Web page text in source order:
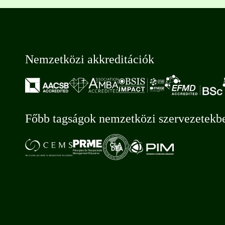
Nemzetközi akkreditációk
Főbb tagságok nemzetközi